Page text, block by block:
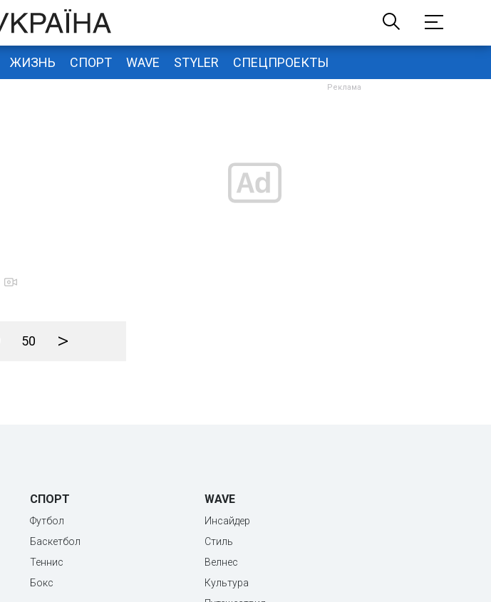
ЖИЗНЬ СПОРТ WAVE STYLER СПЕЦПРОЕКТЫ
50 >
СПОРТ
Футбол
Баскетбол
Теннис
Бокс
WAVE
Инсайдер
Стиль
Велнес
Культура